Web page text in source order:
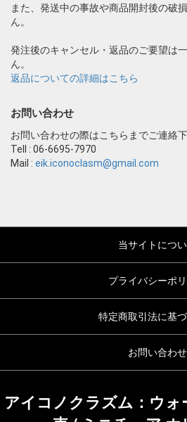
また、発送中の事故や商品開封後の破
ん。
発注後のキャンセル・返品のご要望は
ん。
返品についての詳細はこちら
お問い合わせ
お問い合わせの際はこちらまでご連絡
Tell : 06-6695-7970
Mail : eik.iconoclasm@gmail.com
当サイトにつ
プライバシーポ
特定商取引法に基
お問い合わせ
アイコノクラズム：ウォ